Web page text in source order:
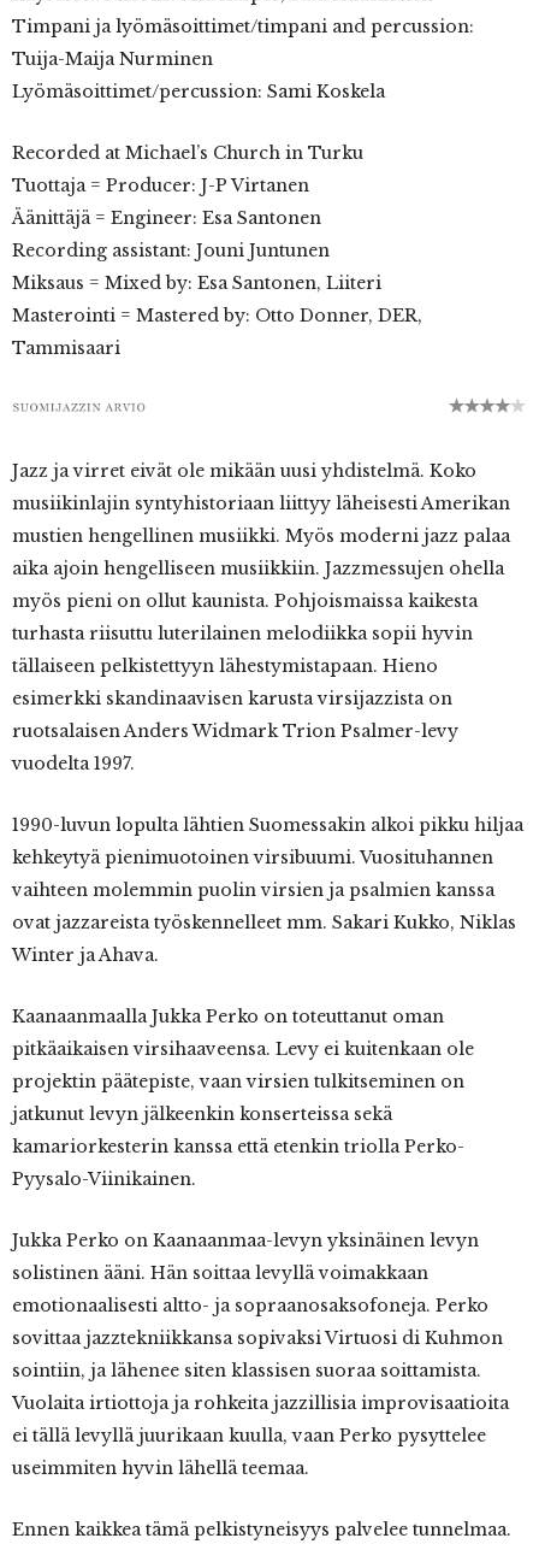
Timpani ja lyömäsoittimet/timpani and percussion:
Tuija-Maija Nurminen
Lyömäsoittimet/percussion: Sami Koskela
Recorded at Michael’s Church in Turku
Tuottaja = Producer: J-P Virtanen
Äänittäjä = Engineer: Esa Santonen
Recording assistant: Jouni Juntunen
Miksaus = Mixed by: Esa Santonen, Liiteri
Masterointi = Mastered by: Otto Donner, DER,
Tammisaari
Jazz ja virret eivät ole mikään uusi yhdistelmä. Koko
musiikinlajin syntyhistoriaan liittyy läheisesti Amerikan
mustien hengellinen musiikki. Myös moderni jazz palaa
aika ajoin hengelliseen musiikkiin. Jazzmessujen ohella
myös pieni on ollut kaunista. Pohjoismaissa kaikesta
turhasta riisuttu luterilainen melodiikka sopii hyvin
tällaiseen pelkistettyyn lähestymistapaan. Hieno
esimerkki skandinaavisen karusta virsijazzista on
ruotsalaisen Anders Widmark Trion Psalmer-levy
vuodelta 1997.
1990-luvun lopulta lähtien Suomessakin alkoi pikku hiljaa
kehkeytyä pienimuotoinen virsibuumi. Vuosituhannen
vaihteen molemmin puolin virsien ja psalmien kanssa
ovat jazzareista työskennelleet mm. Sakari Kukko, Niklas
Winter ja Ahava.
Kaanaanmaalla Jukka Perko on toteuttanut oman
pitkäaikaisen virsihaaveensa. Levy ei kuitenkaan ole
projektin päätepiste, vaan virsien tulkitseminen on
jatkunut levyn jälkeenkin konserteissa sekä
kamariorkesterin kanssa että etenkin triolla Perko-
Pyysalo-Viinikainen.
Jukka Perko on Kaanaanmaa-levyn yksinäinen levyn
solistinen ääni. Hän soittaa levyllä voimakkaan
emotionaalisesti altto- ja sopraanosaksofoneja. Perko
sovittaa jazztekniikkansa sopivaksi Virtuosi di Kuhmon
sointiin, ja lähenee siten klassisen suoraa soittamista.
Vuolaita irtiottoja ja rohkeita jazzillisia improvisaatioita
ei tällä levyllä juurikaan kuulla, vaan Perko pysyttelee
useimmiten hyvin lähellä teemaa.
Ennen kaikkea tämä pelkistyneisyys palvelee tunnelmaa.